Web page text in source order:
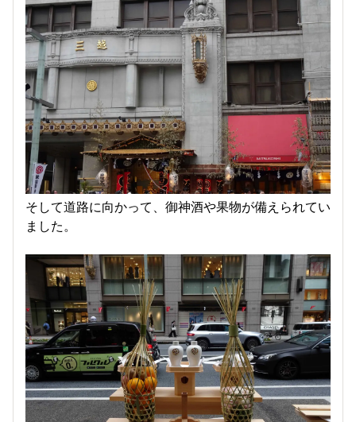
そして道路に向かって、御神酒や果物が備えられてい
ました。